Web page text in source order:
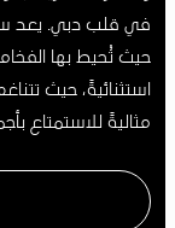
في قلب دبي. يعد
حيث تُحيط بها
استثنائيةً، حيث
مثاليةً للاستمتاع